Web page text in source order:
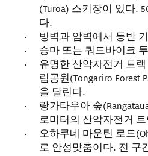
(Turoa) 스키장이 있다.
다.
빙벽과 암벽에서 등반
승마 또는 쿼드바이크
유명한 산악자전거 트랙
림공원(Tongariro Forest
을 달린다.
랑가타우아 숲
로미터의 산악자전거
오하쿠네 마운틴 로드
로 안성맞춤이다. 전 구